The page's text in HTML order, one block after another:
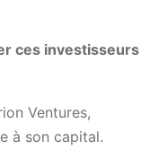
ces investisseurs
Ventures,
à son capital.